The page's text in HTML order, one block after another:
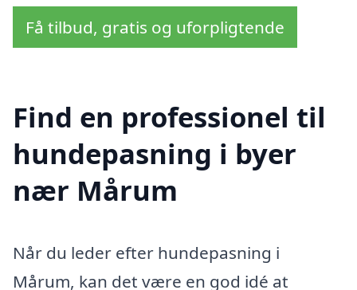
Få tilbud, gratis og uforpligtende
Find en professionel til
hundepasning i byer
nær Mårum
Når du leder efter hundepasning i
Mårum, kan det være en god idé at